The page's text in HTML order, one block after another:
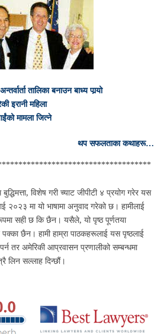
तालिका बनाउन बाध्य पार्‍यो
इरानी महिला
मामला जित्ने
थप सफलताका कथाहरू…
विशेष गरी च्याट जीपीटी ४ प्रयोग गरेर यस
मा यो भाषामा अनुवाद गरेको छ। हामीलाई
सही छ कि छैन। यसैले, यो पृष्ठ पूर्णतया
छैन। हामी हाम्रा पाठकहरूलाई यस पृष्ठलाई
तर अमेरिकी आप्रवासन प्रणालीको सम्बन्धमा
लिन सल्लाह दिन्छौं।